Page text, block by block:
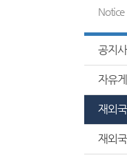
Notice
공지
자유
재외
재외